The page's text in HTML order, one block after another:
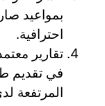
بمواعيد
احترافية.
تقارير
في تقديم
المرتفعة